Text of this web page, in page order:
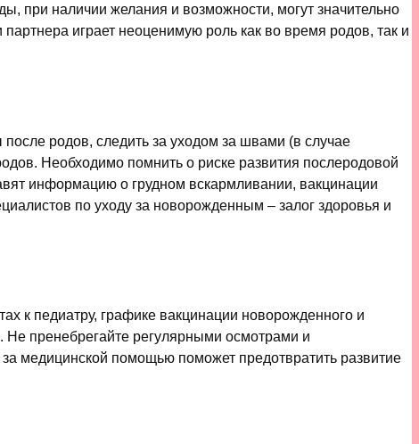
при наличии желания и возможности, могут значительно
играет неоценимую роль как во время родов, так и
родов, следить за уходом за швами (в случае
Необходимо помнить о риске развития послеродовой
информацию о грудном вскармливании, вакцинации
по уходу за новорожденным – залог здоровья и
к педиатру, графике вакцинации новорожденного и
Не пренебрегайте регулярными осмотрами и
медицинской помощью поможет предотвратить развитие